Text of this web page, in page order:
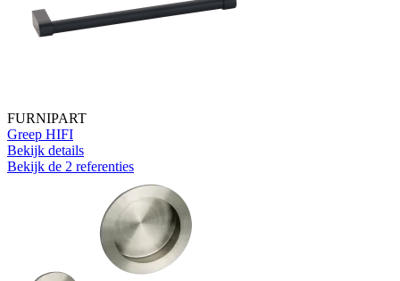
FURNIPART
Greep HIFI
Bekijk details
Bekijk de 2 referenties